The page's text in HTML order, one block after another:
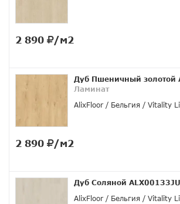
2 890 /м2
Дуб Пшеничный золотой
Ламинат
AlixFloor
Бельгия Vitality
2 890 /м2
Дуб Соляной
AlixFloor
Бельгия Vitality